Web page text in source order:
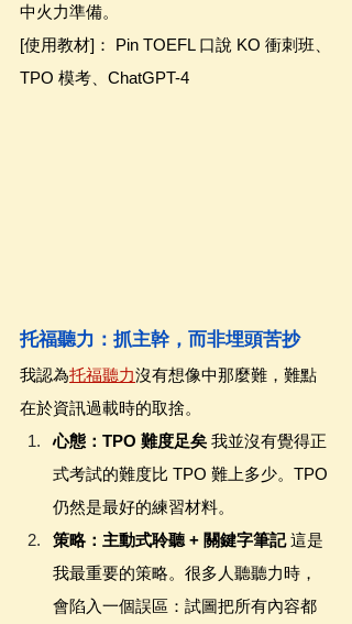
中火力準備。
[使用教材]： Pin TOEFL 口說 KO 衝刺班、
TPO 模考、ChatGPT-4
托福聽力：抓主幹，而非埋頭苦抄
我認為托福聽力沒有想像中那麼難，難點
在於資訊過載時的取捨。
心態：TPO 難度足矣 我並沒有覺得正
式考試的難度比 TPO 難上多少。TPO
仍然是最好的練習材料。
策略：主動式聆聽 + 關鍵字筆記 這是
我最重要的策略。很多人聽聽力時，
會陷入一個誤區：試圖把所有內容都